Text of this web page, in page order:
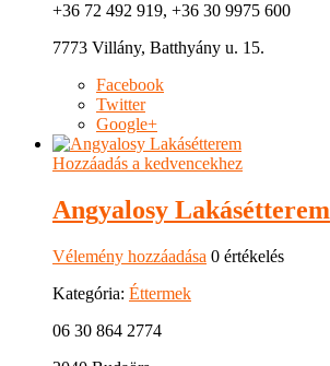
+36 72 492 919, +36 30 9975 600
7773 Villány, Batthyány u. 15.
Facebook
Twitter
Google+
Hozzáadás a kedvencekhez
Angyalosy Lakásétterem
Vélemény hozzáadása 0 értékelés
Kategória: Éttermek
06 30 864 2774